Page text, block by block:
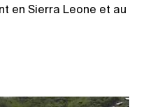
en Sierra Leone et au